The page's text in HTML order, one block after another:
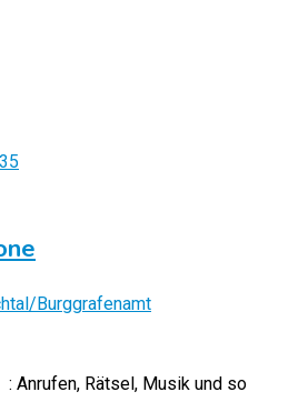
Burggrafenamt
Anrufen, Rätsel, Musik und so